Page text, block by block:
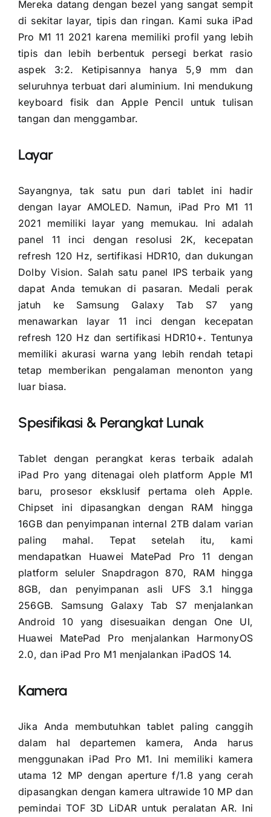
Mereka datang dengan bezel yang sangat sempit
di sekitar layar, tipis dan ringan. Kami suka iPad
Pro M1 11 2021 karena memiliki profil yang lebih
tipis dan lebih berbentuk persegi berkat rasio
aspek 3:2. Ketipisannya hanya 5,9 mm dan
seluruhnya terbuat dari aluminium. Ini mendukung
keyboard fisik dan Apple Pencil untuk tulisan
tangan dan menggambar.
Layar
Sayangnya, tak satu pun dari tablet ini hadir
dengan layar AMOLED. Namun, iPad Pro M1 11
2021 memiliki layar yang memukau. Ini adalah
panel 11 inci dengan resolusi 2K, kecepatan
refresh 120 Hz, sertifikasi HDR10, dan dukungan
Dolby Vision. Salah satu panel IPS terbaik yang
dapat Anda temukan di pasaran. Medali perak
jatuh ke Samsung Galaxy Tab S7 yang
menawarkan layar 11 inci dengan kecepatan
refresh 120 Hz dan sertifikasi HDR10+. Tentunya
memiliki akurasi warna yang lebih rendah tetapi
tetap memberikan pengalaman menonton yang
luar biasa.
Spesifikasi & Perangkat Lunak
Tablet dengan perangkat keras terbaik adalah
iPad Pro yang ditenagai oleh platform Apple M1
baru, prosesor eksklusif pertama oleh Apple.
Chipset ini dipasangkan dengan RAM hingga
16GB dan penyimpanan internal 2TB dalam varian
paling mahal. Tepat setelah itu, kami
mendapatkan Huawei MatePad Pro 11 dengan
platform seluler Snapdragon 870, RAM hingga
8GB, dan penyimpanan asli UFS 3.1 hingga
256GB. Samsung Galaxy Tab S7 menjalankan
Android 10 yang disesuaikan dengan One UI,
Huawei MatePad Pro menjalankan HarmonyOS
2.0, dan iPad Pro M1 menjalankan iPadOS 14.
Kamera
Jika Anda membutuhkan tablet paling canggih
dalam hal departemen kamera, Anda harus
menggunakan iPad Pro M1. Ini memiliki kamera
utama 12 MP dengan aperture f/1.8 yang cerah
dipasangkan dengan kamera ultrawide 10 MP dan
pemindai TOF 3D LiDAR untuk peralatan AR. Ini